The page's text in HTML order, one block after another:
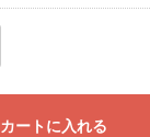
カートに入れる